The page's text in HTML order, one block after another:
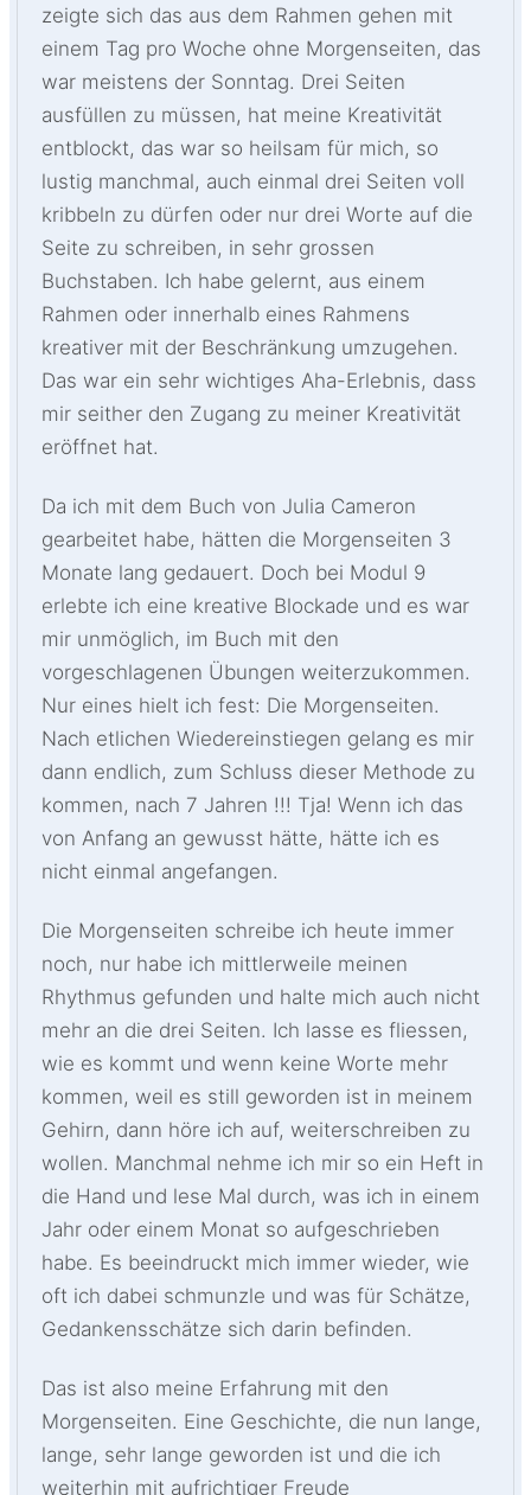
zeigte sich das aus dem Rahmen gehen mit
einem Tag pro Woche ohne Morgenseiten, das
war meistens der Sonntag. Drei Seiten
ausfüllen zu müssen, hat meine Kreativität
entblockt, das war so heilsam für mich, so
lustig manchmal, auch einmal drei Seiten voll
kribbeln zu dürfen oder nur drei Worte auf die
Seite zu schreiben, in sehr grossen
Buchstaben. Ich habe gelernt, aus einem
Rahmen oder innerhalb eines Rahmens
kreativer mit der Beschränkung umzugehen.
Das war ein sehr wichtiges Aha-Erlebnis, dass
mir seither den Zugang zu meiner Kreativität
eröffnet hat.
Da ich mit dem Buch von Julia Cameron
gearbeitet habe, hätten die Morgenseiten 3
Monate lang gedauert. Doch bei Modul 9
erlebte ich eine kreative Blockade und es war
mir unmöglich, im Buch mit den
vorgeschlagenen Übungen weiterzukommen.
Nur eines hielt ich fest: Die Morgenseiten.
Nach etlichen Wiedereinstiegen gelang es mir
dann endlich, zum Schluss dieser Methode zu
kommen, nach 7 Jahren !!! Tja! Wenn ich das
von Anfang an gewusst hätte, hätte ich es
nicht einmal angefangen.
Die Morgenseiten schreibe ich heute immer
noch, nur habe ich mittlerweile meinen
Rhythmus gefunden und halte mich auch nicht
mehr an die drei Seiten. Ich lasse es fliessen,
wie es kommt und wenn keine Worte mehr
kommen, weil es still geworden ist in meinem
Gehirn, dann höre ich auf, weiterschreiben zu
wollen. Manchmal nehme ich mir so ein Heft in
die Hand und lese Mal durch, was ich in einem
Jahr oder einem Monat so aufgeschrieben
habe. Es beeindruckt mich immer wieder, wie
oft ich dabei schmunzle und was für Schätze,
Gedankensschätze sich darin befinden.
Das ist also meine Erfahrung mit den
Morgenseiten. Eine Geschichte, die nun lange,
lange, sehr lange geworden ist und die ich
weiterhin mit aufrichtiger Freude